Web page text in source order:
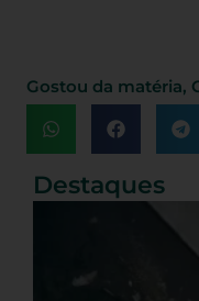
Gostou da matéria,
Destaques